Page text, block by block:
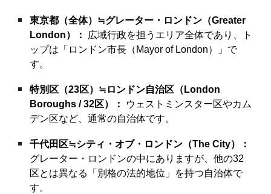
東京都（全体）≒グレーター・ロンドン（Greater
London）：
広域行政を担うエリア全体であり、ト
ップは「ロンドン市長（Mayor of London）」で
す。
特別区（23区）≒ロンドン自治区（London
Boroughs / 32区）：
ウェストミンスター区やカム
デン区など、通常の自治体です。
千代田区≒シティ・オブ・ロンドン（The City）：
グレーター・ロンドンの中にありますが、他の32
区とは異なる「別格の法的地位」を持つ自治体で
す。